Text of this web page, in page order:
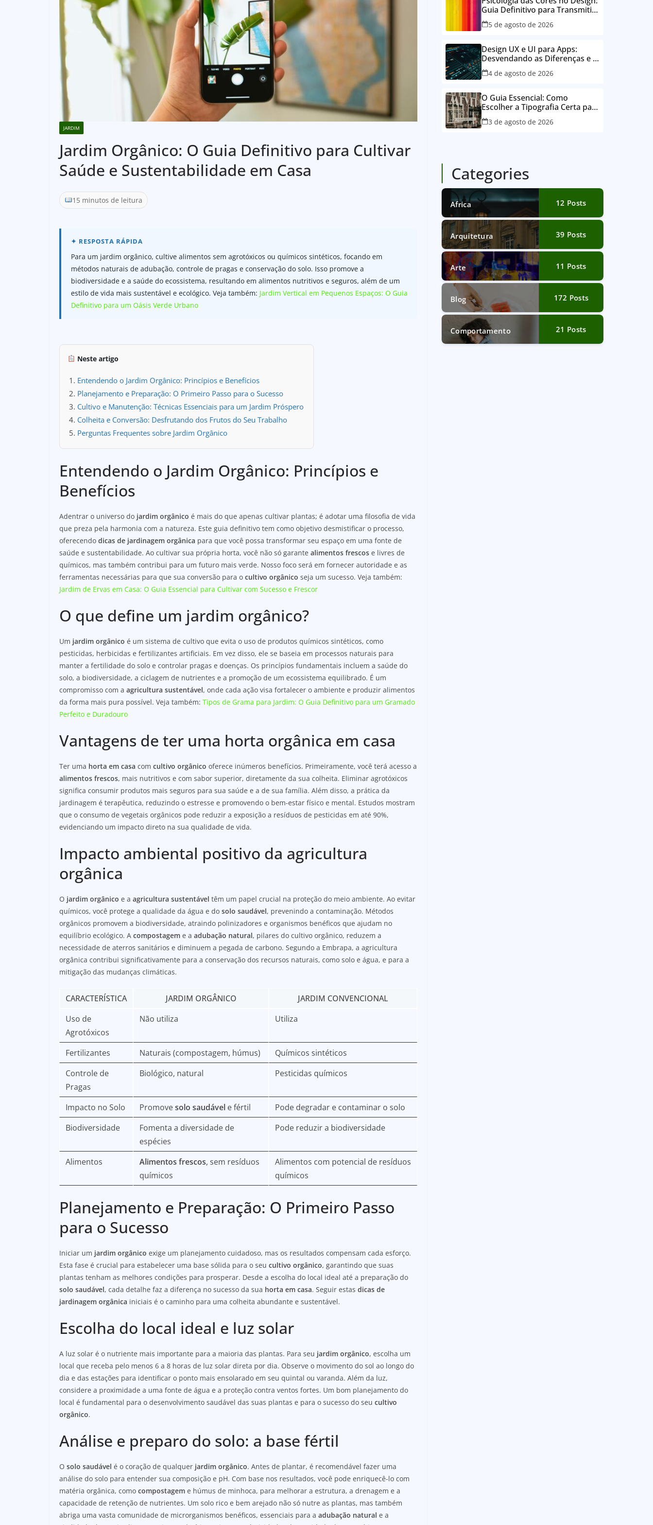
JARDIM
Jardim Orgânico: O Guia Definitivo para Cultivar
Saúde e Sustentabilidade em Casa
15 minutos de leitura
Para um jardim orgânico, cultive alimentos sem agrotóxicos ou químicos sintéticos, focando em
métodos naturais de adubação, controle de pragas e conservação do solo. Isso promove a
biodiversidade e a saúde do ecossistema, resultando em alimentos nutritivos e seguros, além de um
estilo de vida mais sustentável e ecológico. Veja também: Jardim Vertical em Pequenos Espaços: O Guia
Definitivo para um Oásis Verde Urbano
Neste artigo
Entendendo o Jardim Orgânico: Princípios e Benefícios
Planejamento e Preparação: O Primeiro Passo para o Sucesso
Cultivo e Manutenção: Técnicas Essenciais para um Jardim Próspero
Colheita e Conversão: Desfrutando dos Frutos do Seu Trabalho
Perguntas Frequentes sobre Jardim Orgânico
Entendendo o Jardim Orgânico: Princípios e
Benefícios
Adentrar o universo do jardim orgânico é mais do que apenas cultivar plantas; é adotar uma filosofia de vida
que preza pela harmonia com a natureza. Este guia definitivo tem como objetivo desmistificar o processo,
oferecendo dicas de jardinagem orgânica para que você possa transformar seu espaço em uma fonte de
saúde e sustentabilidade. Ao cultivar sua própria horta, você não só garante alimentos frescos e livres de
químicos, mas também contribui para um futuro mais verde. Nosso foco será em fornecer autoridade e as
ferramentas necessárias para que sua conversão para o cultivo orgânico seja um sucesso. Veja também:
Jardim de Ervas em Casa: O Guia Essencial para Cultivar com Sucesso e Frescor
O que define um jardim orgânico?
Um jardim orgânico é um sistema de cultivo que evita o uso de produtos químicos sintéticos, como
pesticidas, herbicidas e fertilizantes artificiais. Em vez disso, ele se baseia em processos naturais para
manter a fertilidade do solo e controlar pragas e doenças. Os princípios fundamentais incluem a saúde do
solo, a biodiversidade, a ciclagem de nutrientes e a promoção de um ecossistema equilibrado. É um
compromisso com a agricultura sustentável, onde cada ação visa fortalecer o ambiente e produzir alimentos
da forma mais pura possível. Veja também: Tipos de Grama para Jardim: O Guia Definitivo para um Gramado
Perfeito e Duradouro
Vantagens de ter uma horta orgânica em casa
Ter uma horta em casa com cultivo orgânico oferece inúmeros benefícios. Primeiramente, você terá acesso a
alimentos frescos, mais nutritivos e com sabor superior, diretamente da sua colheita. Eliminar agrotóxicos
significa consumir produtos mais seguros para sua saúde e a de sua família. Além disso, a prática da
jardinagem é terapêutica, reduzindo o estresse e promovendo o bem-estar físico e mental. Estudos mostram
que o consumo de vegetais orgânicos pode reduzir a exposição a resíduos de pesticidas em até 90%,
evidenciando um impacto direto na sua qualidade de vida.
Impacto ambiental positivo da agricultura
orgânica
O jardim orgânico e a agricultura sustentável têm um papel crucial na proteção do meio ambiente. Ao evitar
químicos, você protege a qualidade da água e do solo saudável, prevenindo a contaminação. Métodos
orgânicos promovem a biodiversidade, atraindo polinizadores e organismos benéficos que ajudam no
equilíbrio ecológico. A compostagem e a adubação natural, pilares do cultivo orgânico, reduzem a
necessidade de aterros sanitários e diminuem a pegada de carbono. Segundo a Embrapa, a agricultura
orgânica contribui significativamente para a conservação dos recursos naturais, como solo e água, e para a
mitigação das mudanças climáticas.
CARACTERÍSTICA JARDIM ORGÂNICO
JARDIM CONVENCIONAL
Uso de
Agrotóxicos
Não utiliza Utiliza
Fertilizantes Naturais (compostagem, húmus)
Químicos sintéticos
Controle de
Pragas
Biológico, natural Pesticidas químicos
Impacto no Solo Promovesolo saudável e fértil
Pode degradar e contaminar o solo
Biodiversidade
Fomenta a diversidade de
espécies
Pode reduzir a biodiversidade
Alimentos Alimentos frescos, sem resíduos
químicos
Alimentos com potencial de resíduos
químicos
Planejamento e Preparação: O Primeiro Passo
para o Sucesso
Iniciar um jardim orgânico exige um planejamento cuidadoso, mas os resultados compensam cada esforço.
Esta fase é crucial para estabelecer uma base sólida para o seu cultivo orgânico, garantindo que suas
plantas tenham as melhores condições para prosperar. Desde a escolha do local ideal até a preparação do
solo saudável, cada detalhe faz a diferença no sucesso da sua horta em casa. Seguir estas dicas de
jardinagem orgânica iniciais é o caminho para uma colheita abundante e sustentável.
Escolha do local ideal e luz solar
A luz solar é o nutriente mais importante para a maioria das plantas. Para seu jardim orgânico, escolha um
local que receba pelo menos 6 a 8 horas de luz solar direta por dia. Observe o movimento do sol ao longo do
dia e das estações para identificar o ponto mais ensolarado em seu quintal ou varanda. Além da luz,
considere a proximidade a uma fonte de água e a proteção contra ventos fortes. Um bom planejamento do
local é fundamental para o desenvolvimento saudável das suas plantas e para o sucesso do seu cultivo
orgânico.
Análise e preparo do solo: a base fértil
O solo saudável é o coração de qualquer jardim orgânico. Antes de plantar, é recomendável fazer uma
análise do solo para entender sua composição e pH. Com base nos resultados, você pode enriquecê-lo com
matéria orgânica, como compostagem e húmus de minhoca, para melhorar a estrutura, a drenagem e a
capacidade de retenção de nutrientes. Um solo rico e bem arejado não só nutre as plantas, mas também
abriga uma vasta comunidade de microrganismos benéficos, essenciais para a adubação natural e a
Guia Definitivo para Transmitir
Emoções e Conectar
5 de agosto de 2026
Design UX e UI para Apps:
Desvendando as Diferenças e o
Poder para o Sucesso Digital
4 de agosto de 2026
O Guia Essencial: Como
Escolher a Tipografia Certa para
Sua Marca e Deixar um Legado
Visual
3 de agosto de 2026
Categories
Africa 12 Posts
Arquitetura 39 Posts
Arte 11 Posts
Blog 172 Posts
Comportamento 21 Posts